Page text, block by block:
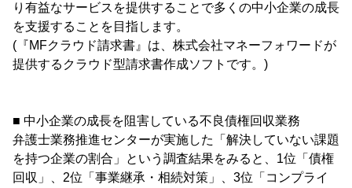
り有益なサービスを提供することで多くの中小企業の成長
を支援することを目指します。
(『MFクラウド請求書』は、株式会社マネーフォワードが
提供するクラウド型請求書作成ソフトです。)
■ 中小企業の成長を阻害している不良債権回収業務
弁護士業務推進センターが実施した「解決していない課題
を持つ企業の割合」という調査結果をみると、1位「債権
回収」、2位「事業継承・相続対策」、3位「コンプライ